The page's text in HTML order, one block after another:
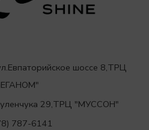
шоссе 8,ТРЦ
29,ТРЦ "МУССОН"
787-6141